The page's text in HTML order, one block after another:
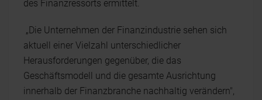
des Finanzressorts ermittelt.
„Die Unternehmen der Finanzindustrie sehen sich
aktuell einer Vielzahl unterschiedlicher
Herausforderungen gegenüber, die das
Geschäftsmodell und die gesamte Ausrichtung
innerhalb der Finanzbranche nachhaltig verändern",